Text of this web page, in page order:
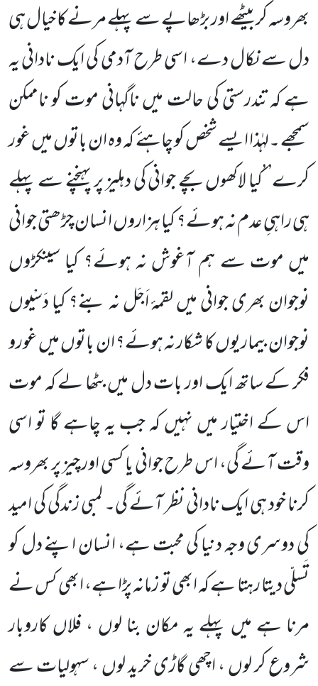
بھروسہ کر بیٹھے اور بڑھاپے سے پہلے مرنے کا خیال ہی
دل سے نکال دے، اسی طرح آدمی کی ایک نادانی یہ
ہے کہ تندرستی کی حالت میں ناگہانی موت کو ناممکن
سمجھے ۔لہٰذا ایسے شخص کو چاہئے کہ وہ ان باتوں میں غور
کرے’ ’کیا لاکھوں بچے جوانی کی دہلیز پر پہنچنے سے پہلے
ہی راہیِ عدم نہ ہوئے؟ کیا ہزاروں انسان چڑھتی جوانی
میں موت سے ہم آغوش نہ ہوئے؟ کیا سینکڑوں
نوجوان بھری جوانی میں لقمۂ اَجَل نہ بنے؟ کیا دَسْیوں
نوجوان بیماریوں کا شکار نہ ہوئے؟ ان باتوں میں غورو
فکر کے ساتھ ایک اور بات دل میں بٹھا لے کہ موت
اس کے اختیار میں نہیں کہ جب یہ چاہے گا تو اسی
وقت آ ئے گی، اس طرح جوانی یا کسی اور چیز پر بھروسہ
کرنا خود ہی ایک نادانی نظر آئے گی۔ لمبی زندگی کی امید
کی دوسری وجہ دنیا کی محبت ہے، انسان اپنے دل کو
تَسلّی دیتا رہتا ہے کہ ابھی تو زمانہ پڑا ہے، ابھی کس نے
مرنا ہے میں پہلے یہ مکان بنا لوں ، فلاں کاروبار
شروع کر لوں ، اچھی گاڑی خرید لوں ، سہولیات سے